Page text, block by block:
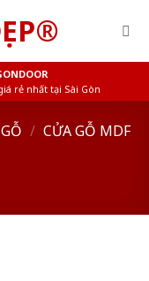
rẻ nhất tại Sài Gòn
/ CỬA GỖ MDF